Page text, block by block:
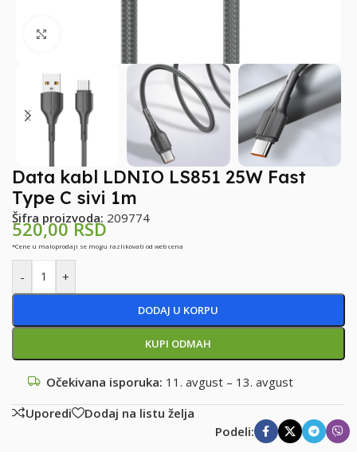
Klikni za uvećanje
Data kabl LDNIO LS851 25W Fast
Type C sivi 1m
Šifra proizvoda: 209774
520,00RSD
*Cene u maloprodaji se mogu razlikovati od web cena
- +
DODAJ U KORPU
KUPI ODMAH
Očekivana isporuka: 11. avgust – 13. avgust
Uporedi
Dodaj na listu želja
Podeli: